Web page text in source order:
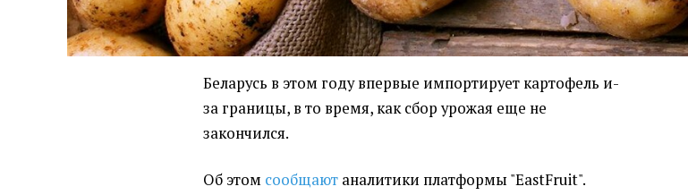
Беларусь в этом году впервые импортирует картофель и-
за границы, в то время, как сбор урожая еще не
закончился.
Об этом сообщают аналитики платформы "EastFruit".